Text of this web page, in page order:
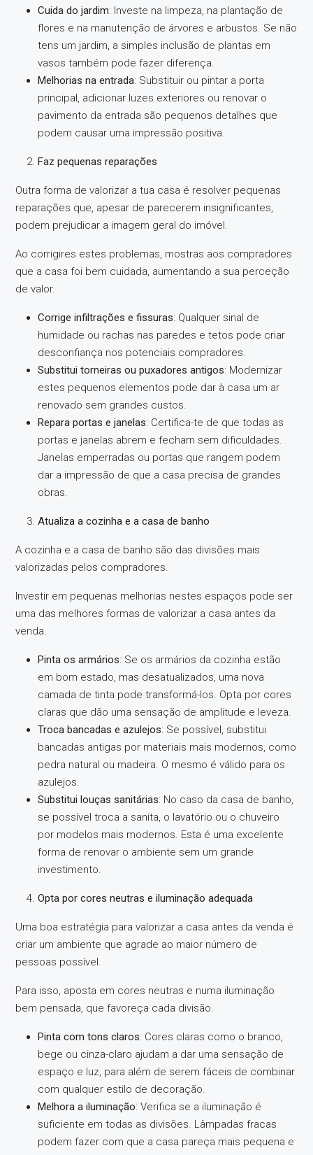
Cuida do jardim: Investe na limpeza, na plantação de
flores e na manutenção de árvores e arbustos. Se não
tens um jardim, a simples inclusão de plantas em
vasos também pode fazer diferença.
Melhorias na entrada: Substituir ou pintar a porta
principal, adicionar luzes exteriores ou renovar o
pavimento da entrada são pequenos detalhes que
podem causar uma impressão positiva.
Faz pequenas reparações
Outra forma de valorizar a tua casa é resolver pequenas
reparações que, apesar de parecerem insignificantes,
podem prejudicar a imagem geral do imóvel.
Ao corrigires estes problemas, mostras aos compradores
que a casa foi bem cuidada, aumentando a sua perceção
de valor.
Corrige infiltrações e fissuras: Qualquer sinal de
humidade ou rachas nas paredes e tetos pode criar
desconfiança nos potenciais compradores.
Substitui torneiras ou puxadores antigos: Modernizar
estes pequenos elementos pode dar à casa um ar
renovado sem grandes custos.
Repara portas e janelas: Certifica-te de que todas as
portas e janelas abrem e fecham sem dificuldades.
Janelas emperradas ou portas que rangem podem
dar a impressão de que a casa precisa de grandes
obras.
Atualiza a cozinha e a casa de banho
A cozinha e a casa de banho são das divisões mais
valorizadas pelos compradores.
Investir em pequenas melhorias nestes espaços pode ser
uma das melhores formas de valorizar a casa antes da
venda.
Pinta os armários: Se os armários da cozinha estão
em bom estado, mas desatualizados, uma nova
camada de tinta pode transformá-los. Opta por cores
claras que dão uma sensação de amplitude e leveza.
Troca bancadas e azulejos: Se possível, substitui
bancadas antigas por materiais mais modernos, como
pedra natural ou madeira. O mesmo é válido para os
azulejos.
Substitui louças sanitárias: No caso da casa de banho,
se possível troca a sanita, o lavatório ou o chuveiro
por modelos mais modernos. Esta é uma excelente
forma de renovar o ambiente sem um grande
investimento.
Opta por cores neutras e iluminação adequada
Uma boa estratégia para valorizar a casa antes da venda é
criar um ambiente que agrade ao maior número de
pessoas possível.
Para isso, aposta em cores neutras e numa iluminação
bem pensada, que favoreça cada divisão.
Pinta com tons claros: Cores claras como o branco,
bege ou cinza-claro ajudam a dar uma sensação de
espaço e luz, para além de serem fáceis de combinar
com qualquer estilo de decoração.
Melhora a iluminação: Verifica se a iluminação é
suficiente em todas as divisões. Lâmpadas fracas
podem fazer com que a casa pareça mais pequena e